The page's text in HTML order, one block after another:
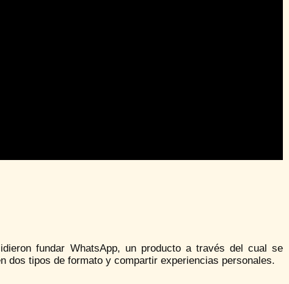
fundar WhatsApp, un producto a través del cual se
dos tipos de formato y compartir experiencias personales.